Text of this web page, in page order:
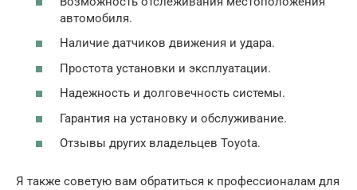
автомобиля.
Наличие датчиков движения и удара.
Простота установки и эксплуатации.
Надежность и долговечность системы.
Гарантия на установку и обслуживание.
Отзывы других владельцев Toyota.
Я также советую вам обратиться к профессионалам для